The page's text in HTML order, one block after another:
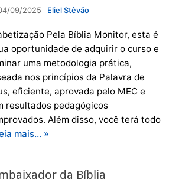
09/2025 Eliel Stêvão
Pela Bíblia Monitor, esta é
oportunidade de adquirir o curso e
uma metodologia prática,
nos princípios da Palavra de
eficiente, aprovada pelo MEC e
resultados pedagógicos
Além disso, você terá todo
mais… »
da Bíblia